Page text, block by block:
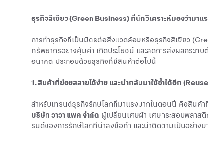
ธุรกิจสีเขียว (Green Business) ที่นักวิเคราะห์มองว่ามาแ
การทำธุรกิจที่เป็นมิตรต่อสิ่งแวดล้อมหรือธุรกิจสีเขียว
ทรัพยากรอย่างคุ้มค่า เกิดประโยชน์ และลดการส่งผลกระท
อนาคต ประกอบด้วยธุรกิจที่มีสินค้าต่อไปนี้
1. สินค้าที่ย่อยสลายได้ง่าย และนำกลับมาใช้ซ้ำได้อีก
สำหรับเทรนด์ธุรกิจรักษ์โลกที่มาแรงมากในตอนนี้ คือสินค้า
บริษัท วาวา แพค จำกัด ผู้เปลี่ยนเศษผ้า เศษกระสอบพลาส
รนด์ของการรักษ์โลกที่น่าลงมือทำ และน่าติดตามเป็นอย่า